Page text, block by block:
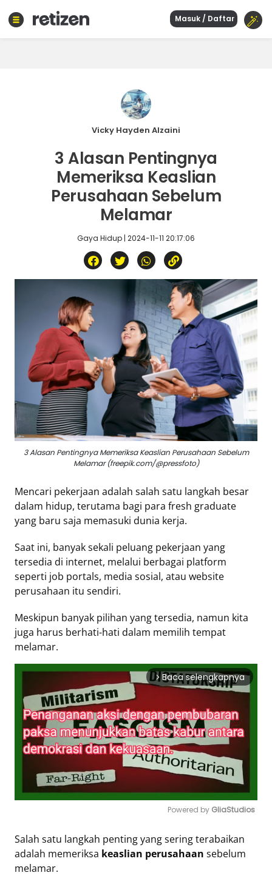
Masuk / Daftar
Vicky Hayden Alzaini
3 Alasan Pentingnya
Memeriksa Keaslian
Perusahaan Sebelum
Melamar
Gaya Hidup | 2024-11-11 20:17:06
3 Alasan Pentingnya Memeriksa Keaslian Perusahaan Sebelum
Melamar (freepik.com/@pressfoto)
Mencari pekerjaan adalah salah satu langkah besar
dalam hidup, terutama bagi para fresh graduate
yang baru saja memasuki dunia kerja.
Saat ini, banyak sekali peluang pekerjaan yang
tersedia di internet, melalui berbagai platform
seperti job portals, media sosial, atau website
perusahaan itu sendiri.
Meskipun banyak pilihan yang tersedia, namun kita
juga harus berhati-hati dalam memilih tempat
melamar.
arrow_forward_ios Baca selengkapnya
Mute
Powered by GliaStudios
Salah satu langkah penting yang sering terabaikan
adalah memeriksa keaslian perusahaan sebelum
melamar.
Eduaksi
Network
Republika
Republika
ID
ihram.republika.co.id
rejabar.republika.co.id
Republika
IQRA
Tentang
Retizen
and
Dont's
Rules
Cara
Retizen